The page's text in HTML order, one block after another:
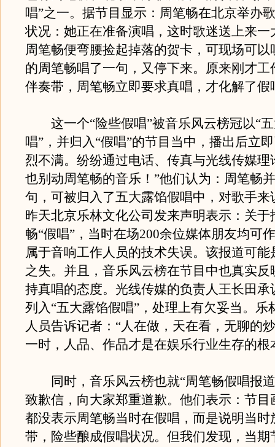
唱”之一。据节目显示：周笔畅在北京举办
状况：她正在准备演唱，这时歌迷送上来一
周笔畅便弯腰捡起掉落的贺卡，可现场可以
的周笔畅唱了一句，又停下来。原来刚才工
伴奏带，周笔畅立即要求真唱，才化解了假
这一个“险些假唱”被音乐风云榜冠以“五
唱”，并归入“假唱”的节目当中，播出后立
烈不满。纷纷通过电话、传真与光线传媒理
也别动周笔畅的音乐！”他们认为：周笔畅
句，可被归入了五大露馅假唱中，对歌手来
昨天北京乐林文化公司发来声明表示：关于
畅“假唱”，当时在场200余位媒体朋友均可
属于音响工作人员的技术失误。该报道可能
之失。并且，音乐风云榜在节目中也真实反
持真唱的态度。光线传媒的负责人王长田承
列入“五大露馅假唱”，处理上有欠妥当。乐
人员告诉记者：“人在做，天在看，无聊的
一时，人品、作品才是在娱乐行业生存的根
同时，音乐风云榜也就“周笔畅假唱报道
致歉信，向大家郑重道歉。他们表示：节目
都没表示周笔畅当时在假唱，而是说明当时
带，险些酿成假唱状况。但我们发现，当期